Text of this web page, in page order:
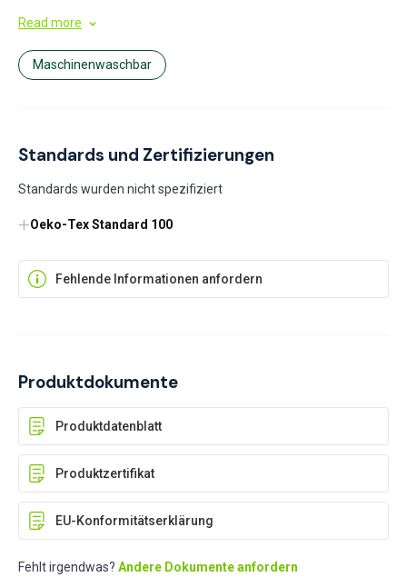
Außenschichten bei kalten Bedingungen. Ideal für längere Outdoor-
Read more
Maschinenwaschbar
Standards und Zertifizierungen
Standards wurden nicht spezifiziert
Oeko-Tex Standard 100
Fehlende Informationen anfordern
Produktdokumente
Produktdatenblatt
Produktzertifikat
EU-Konformitätserklärung
Fehlt irgendwas? Andere Dokumente anfordern